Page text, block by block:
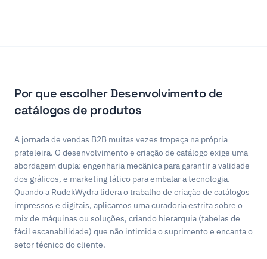
Por que escolher Desenvolvimento de
catálogos de produtos
A jornada de vendas B2B muitas vezes tropeça na própria
prateleira. O desenvolvimento e criação de catálogo exige uma
abordagem dupla: engenharia mecânica para garantir a validade
dos gráficos, e marketing tático para embalar a tecnologia.
Quando a RudekWydra lidera o trabalho de criação de catálogos
impressos e digitais, aplicamos uma curadoria estrita sobre o
mix de máquinas ou soluções, criando hierarquia (tabelas de
fácil escanabilidade) que não intimida o suprimento e encanta o
setor técnico do cliente.